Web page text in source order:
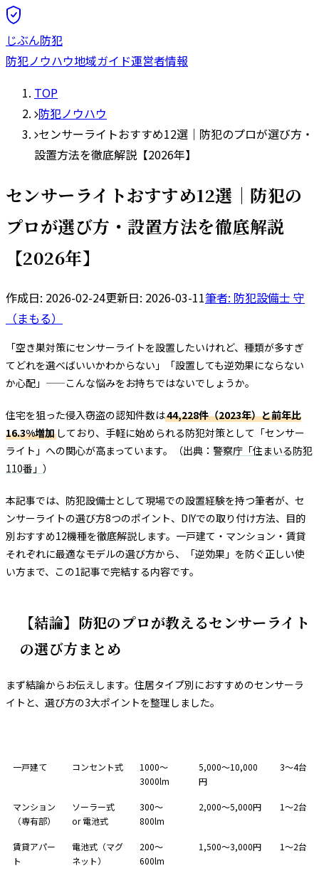
じぶん防犯
防犯ノウハウ地域ガイド運営者情報
TOP
防犯ノウハウ
センサーライトおすすめ12選｜防犯のプロが選び方・
設置方法を徹底解説【2026年】
センサーライトおすすめ12選｜防犯の
プロが選び方・設置方法を徹底解説
【2026年】
作成日: 2026-02-24更新日: 2026-03-11筆者: 防犯設備士 守
（まもる）
「空き巣対策にセンサーライトを設置したいけれど、種類が多すぎ
てどれを選べばいいかわからない」「設置しても逆効果にならない
か心配」——こんな悩みをお持ちではないでしょうか。
住宅を狙った侵入窃盗の認知件数は44,228件（2023年）と前年比
16.3%増加 しており、手軽に始められる防犯対策として「センサー
ライト」への関心が高まっています。（出典： 警察庁「住まいる防犯
110番」 ）
本記事では、防犯設備士として現場での設置経験を持つ筆者が、セ
ンサーライトの選び方8つのポイント、DIYでの取り付け方法、目的
別おすすめ12機種を徹底解説します。一戸建て・マンション・賃貸
それぞれに最適なモデルの選び方から、「逆効果」を防ぐ正しい使
い方まで、この1記事で完結する内容です。
【結論】防犯のプロが教えるセンサーライト
の選び方まとめ
まず結論からお伝えします。住居タイプ別におすすめのセンサーラ
イトと、選び方の3大ポイントを整理しました。
一戸建て コンセント式
1000〜
3000lm
5,000〜10,000
円
3〜4台
マンション
（専有部）
ソーラー式
or 電池式
300〜
800lm
2,000〜5,000円 1〜2台
賃貸アパー
ト
電池式（マグ
ネット）
200〜
600lm
1,500〜3,000円 1〜2台